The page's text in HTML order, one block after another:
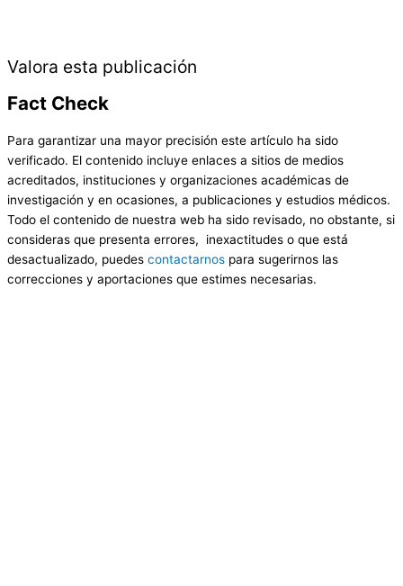
Valora esta publicación
Fact Check
Para garantizar una mayor precisión este artículo ha sido
verificado. El contenido incluye enlaces a sitios de medios
acreditados, instituciones y organizaciones académicas de
investigación y en ocasiones, a publicaciones y estudios médicos.
Todo el contenido de nuestra web ha sido revisado, no obstante, si
consideras que presenta errores, inexactitudes o que está
desactualizado, puedes contactarnos para sugerirnos las
correcciones y aportaciones que estimes necesarias.